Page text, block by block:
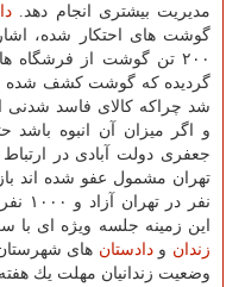
مدیریت بیشتری انجام دهد.
گوشت های احتكار شده،
۲۰۰ تن گوشت از
گردیده كه گوشت كشف شده
شد چراكه كالای فاسد شدنی
و اگر میزان آن انبوه باشد
جعفری دولت آبادی در ارتباط
نفر در تهران آزاد و ۱۰۰۰ نفر مشمول تخفیف
این زمینه جلسه ویژه ای با
زندان ودادستان های
وضعیت زندانیان مهلت یك